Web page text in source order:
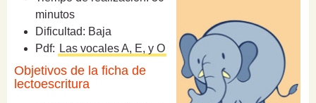
minutos
Dificultad: Baja
Pdf: Las vocales A, E, y O
Objetivos de la ficha de
lectoescritura